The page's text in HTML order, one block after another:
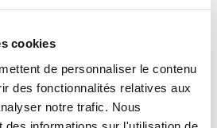
cookies
de personnaliser le contenu
des fonctionnalités relatives aux
notre trafic. Nous
des informations sur l'utilisation de
Rural
A rafraichir
Mazout